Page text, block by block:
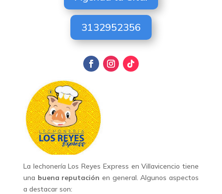
3132952356
La lechonería Los Reyes Express en Villavicencio tiene
una buena reputación en general. Algunos aspectos
a destacar son: